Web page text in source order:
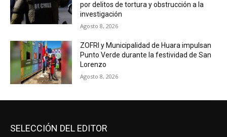
por delitos de tortura y obstrucción a la
investigación
Agosto 8, 2026
ZOFRI y Municipalidad de Huara impulsan
Punto Verde durante la festividad de San
Lorenzo
Agosto 8, 2026
SELECCIÓN DEL EDITOR